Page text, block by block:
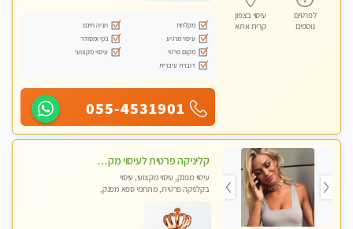
לפרטים
נוספים
עיסוי בצפון
קרית אתא
מקלחת
חניה חינם
עיסוי מרגיע
נקי ומסודר
מקום פרטי
עיסוי מקצועי
דוברת עיברית
055-4531901
קליניקה פרטית לעיסוי מקצועי ואלטרנטיבי ברמה גבוהה VIP תתקשר ..... highly recommended..new in the city
עיסוי מפנק, עיסוי מקצועי, עיסוי
בקלניקה פרטית, מתחמי ספא מפנק,
טנטרה, עיסוי מגבר לגבר, עיסוי מגבר
לאישה